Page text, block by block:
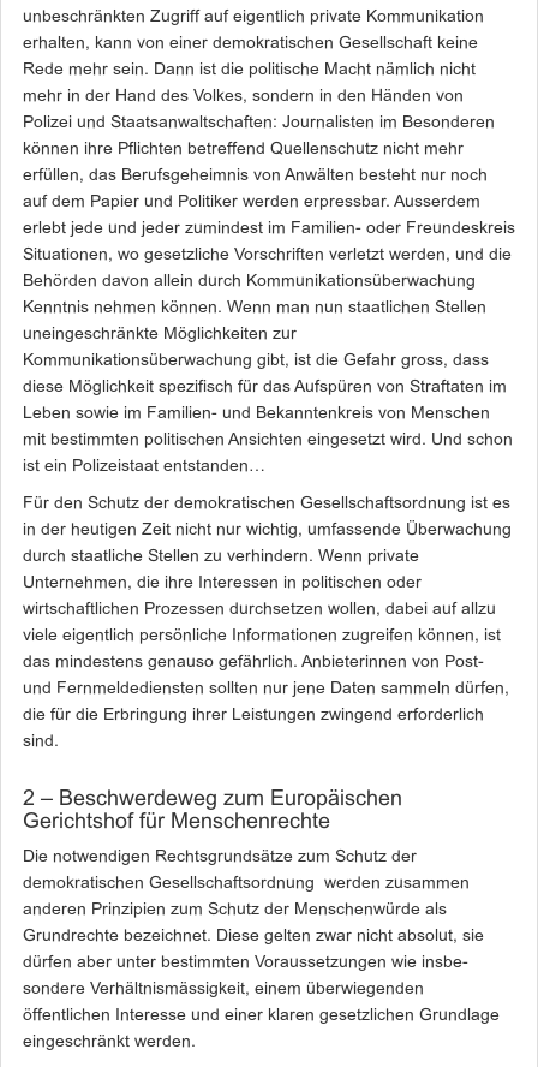
unbeschränkten Zugriff auf eigentlich private Kommunikation
erhalten, kann von einer demokratischen Gesellschaft keine
Rede mehr sein. Dann ist die politische Macht nämlich nicht
mehr in der Hand des Volkes, sondern in den Händen von
Polizei und Staatsanwalt­schaften: Journalisten im Besonderen
können ihre Pflichten betreffend Quellenschutz nicht mehr
erfüllen, das Berufsgeheimnis von Anwälten besteht nur noch
auf dem Papier und Politiker werden erpressbar. Ausserdem
erlebt jede und jeder zumindest im Familien- oder Freundeskreis
Situationen, wo gesetzliche Vorschriften verletzt werden, und die
Behörden davon allein durch Kommunikationsüberwachung
Kenntnis nehmen können. Wenn man nun staatlichen Stellen
unein­geschränkte Möglichkeiten zur
Kommunikationsüberwachung gibt, ist die Gefahr gross, dass
diese Möglichkeit spezifisch für das Aufspüren von Straftaten im
Leben sowie im Familien- und Bekann­tenkreis von Menschen
mit bestimmten politischen Ansichten eingesetzt wird. Und schon
ist ein Polizeistaat entstanden…
Für den Schutz der demokratischen Gesellschaftsordnung ist es
in der heutigen Zeit nicht nur wichtig, umfassende Überwachung
durch staatliche Stellen zu verhindern. Wenn private
Unternehmen, die ihre Interessen in politischen oder
wirtschaftlichen Prozessen durchsetzen wollen, dabei auf allzu
viele eigentlich persönliche Informationen zugreifen können, ist
das mindestens genauso gefährlich. Anbieterinnen von Post-
und Fernmeldediensten sollten nur jene Daten sammeln dürfen,
die für die Erbringung ihrer Leistungen zwingend erforderlich
sind.
2 – Beschwerdeweg zum Europäischen
Gerichtshof für Menschenrechte
Die notwendigen Rechtsgrundsätze zum Schutz der
demokratischen Gesellschaftsordnung werden zusammen
anderen Prinzipien zum Schutz der Menschenwürde als
Grundrechte bezeichnet. Diese gelten zwar nicht absolut, sie
dürfen aber unter bestimmten Voraussetzungen wie insbe­
sondere Verhältnismässigkeit, einem überwiegenden
öffentlichen Interesse und einer klaren gesetzlichen Grundlage
eingeschränkt werden.